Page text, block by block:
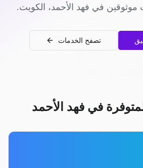
في فهد الأحمد، الكويت.
تصفح الخدمات
في فهد الأحمد